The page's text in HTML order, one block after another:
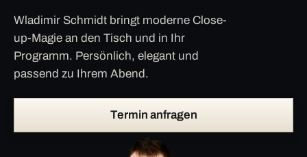
Wladimir Schmidt bringt moderne Close-
up-Magie an den Tisch und in Ihr
Programm. Persönlich, elegant und
passend zu Ihrem Abend.
Termin anfragen